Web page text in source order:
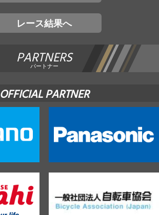
レース結果へ
PARTNERS
パートナー
OFFICIAL PARTNER